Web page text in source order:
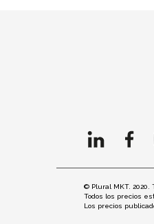
© Plural MKT. 2020.
Todos los precios
Los precios